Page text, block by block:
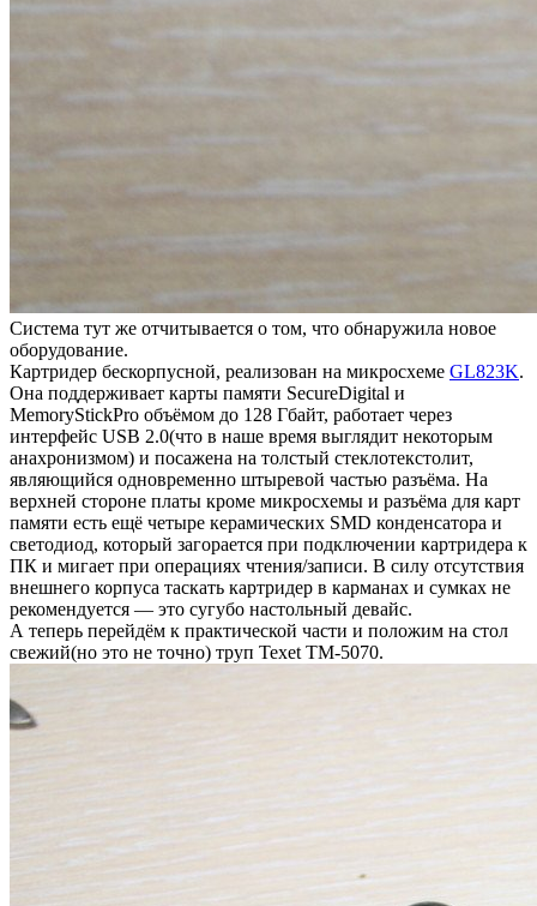
Система тут же отчитывается о том, что обнаружила новое
оборудование.
Картридер бескорпусной, реализован на микросхеме GL823K.
Она поддерживает карты памяти SecureDigital и
MemoryStickPro объёмом до 128 Гбайт, работает через
интерфейс USB 2.0(что в наше время выглядит некоторым
анахронизмом) и посажена на толстый стеклотекстолит,
являющийся одновременно штыревой частью разъёма. На
верхней стороне платы кроме микросхемы и разъёма для карт
памяти есть ещё четыре керамических SMD конденсатора и
светодиод, который загорается при подключении картридера к
ПК и мигает при операциях чтения/записи. В силу отсутствия
внешнего корпуса таскать картридер в карманах и сумках не
рекомендуется — это сугубо настольный девайс.
А теперь перейдём к практической части и положим на стол
свежий(но это не точно) труп Texet TM-5070.